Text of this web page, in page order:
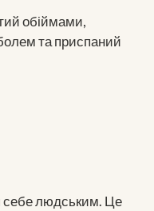
обіймами,
та приспаний
себе людським. Це